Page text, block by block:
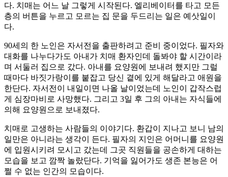
다. 치매는 어느 날 그렇게 시작된다. 엘리베이터를 타고 모든
층의 버튼을 누르고 모르는 집 문을 두드리는 일은 예삿일이
다.
90세의 한 노인은 자서전을 출판하려고 준비 중이었다. 필자와
대화를 나누다가도 아내가 치매 환자인데 돌봐야 할 시간이라
며 서둘러 집으로 갔다. 아내를 요양원에 보내려 했지만 그럴
때마다 바짓가랑이를 붙잡고 당신 곁에 있게 해달라고 애원을
한단다. 자서전이 내일이면 나올 날이었는데 노인이 갑작스럽
게 심장마비로 사망했다. 그리고 3일 후 그의 아내는 자식들에
의해 요양원으로 보내졌다.
치매로 고생하는 사람들의 이야기다. 환갑이 지나고 보니 남의
일만은 아니라는 생각이 든다. 필자의 지인은 어머니를 요양원
에 입원시키려 모시고 갔는데 그곳 직원들을 공손하게 대하는
모습을 보고 깜짝 놀랐단다. 기억을 잃어가도 생존 본능은 어
쩔 수 없는 인간의 모습이다.